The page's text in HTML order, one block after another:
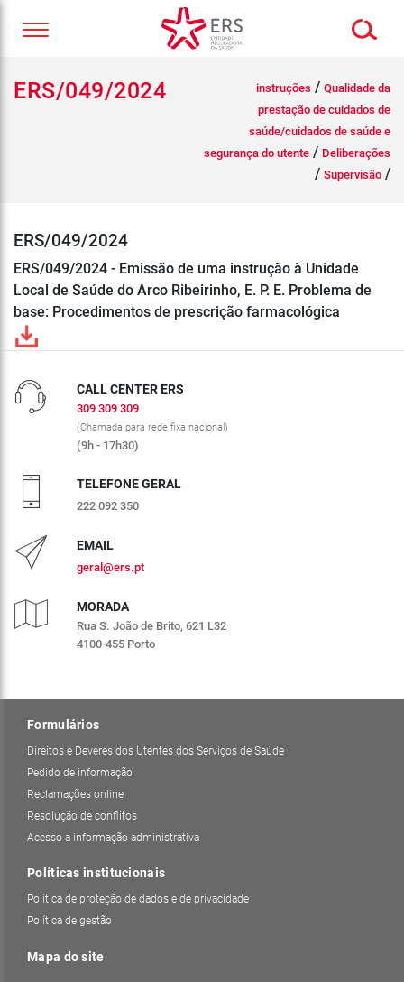
ERS/049/2024 instruções / Qualidade da
prestação de cuidados de
saúde/cuidados de saúde e
segurança do utente / Deliberações
/ Supervisão /
ERS/049/2024
ERS/049/2024 - Emissão de uma instrução à Unidade
Local de Saúde do Arco Ribeirinho, E. P. E. Problema de
base: Procedimentos de prescrição farmacológica
CALL CENTER ERS
309 309 309
(Chamada para rede fixa nacional)
(9h - 17h30)
TELEFONE GERAL
222 092 350
EMAIL
geral@ers.pt
MORADA
Rua S. João de Brito, 621 L32
4100-455 Porto
Formulários
Direitos e Deveres dos Utentes dos Serviços de Saúde
Pedido de informação
Reclamações online
Resolução de conflitos
Acesso a informação administrativa
Políticas institucionais
Política de proteção de dados e de privacidade
Política de gestão
Mapa do site